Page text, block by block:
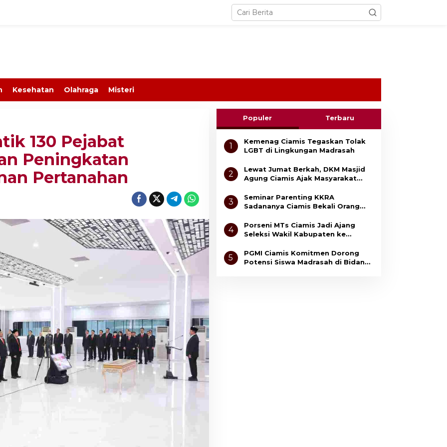
Kesehatan Olahraga Misteri
130 Pejabat
Peningkatan
Pertanahan
Populer Terbaru
1
Kemenag Ciamis Tegaskan Tolak
LGBT di Lingkungan Madrasah
2
Lewat Jumat Berkah, DKM Masjid
Agung Ciamis Ajak Masyarakat
3
Seminar Parenting KKRA
Sadananya Ciamis Bekali Orang
Anak
4
Porseni MTs Ciamis Jadi Ajang
Seleksi Wakil Kabupaten ke
5
PGMI Ciamis Komitmen Dorong
Potensi Siswa Madrasah di Bidang